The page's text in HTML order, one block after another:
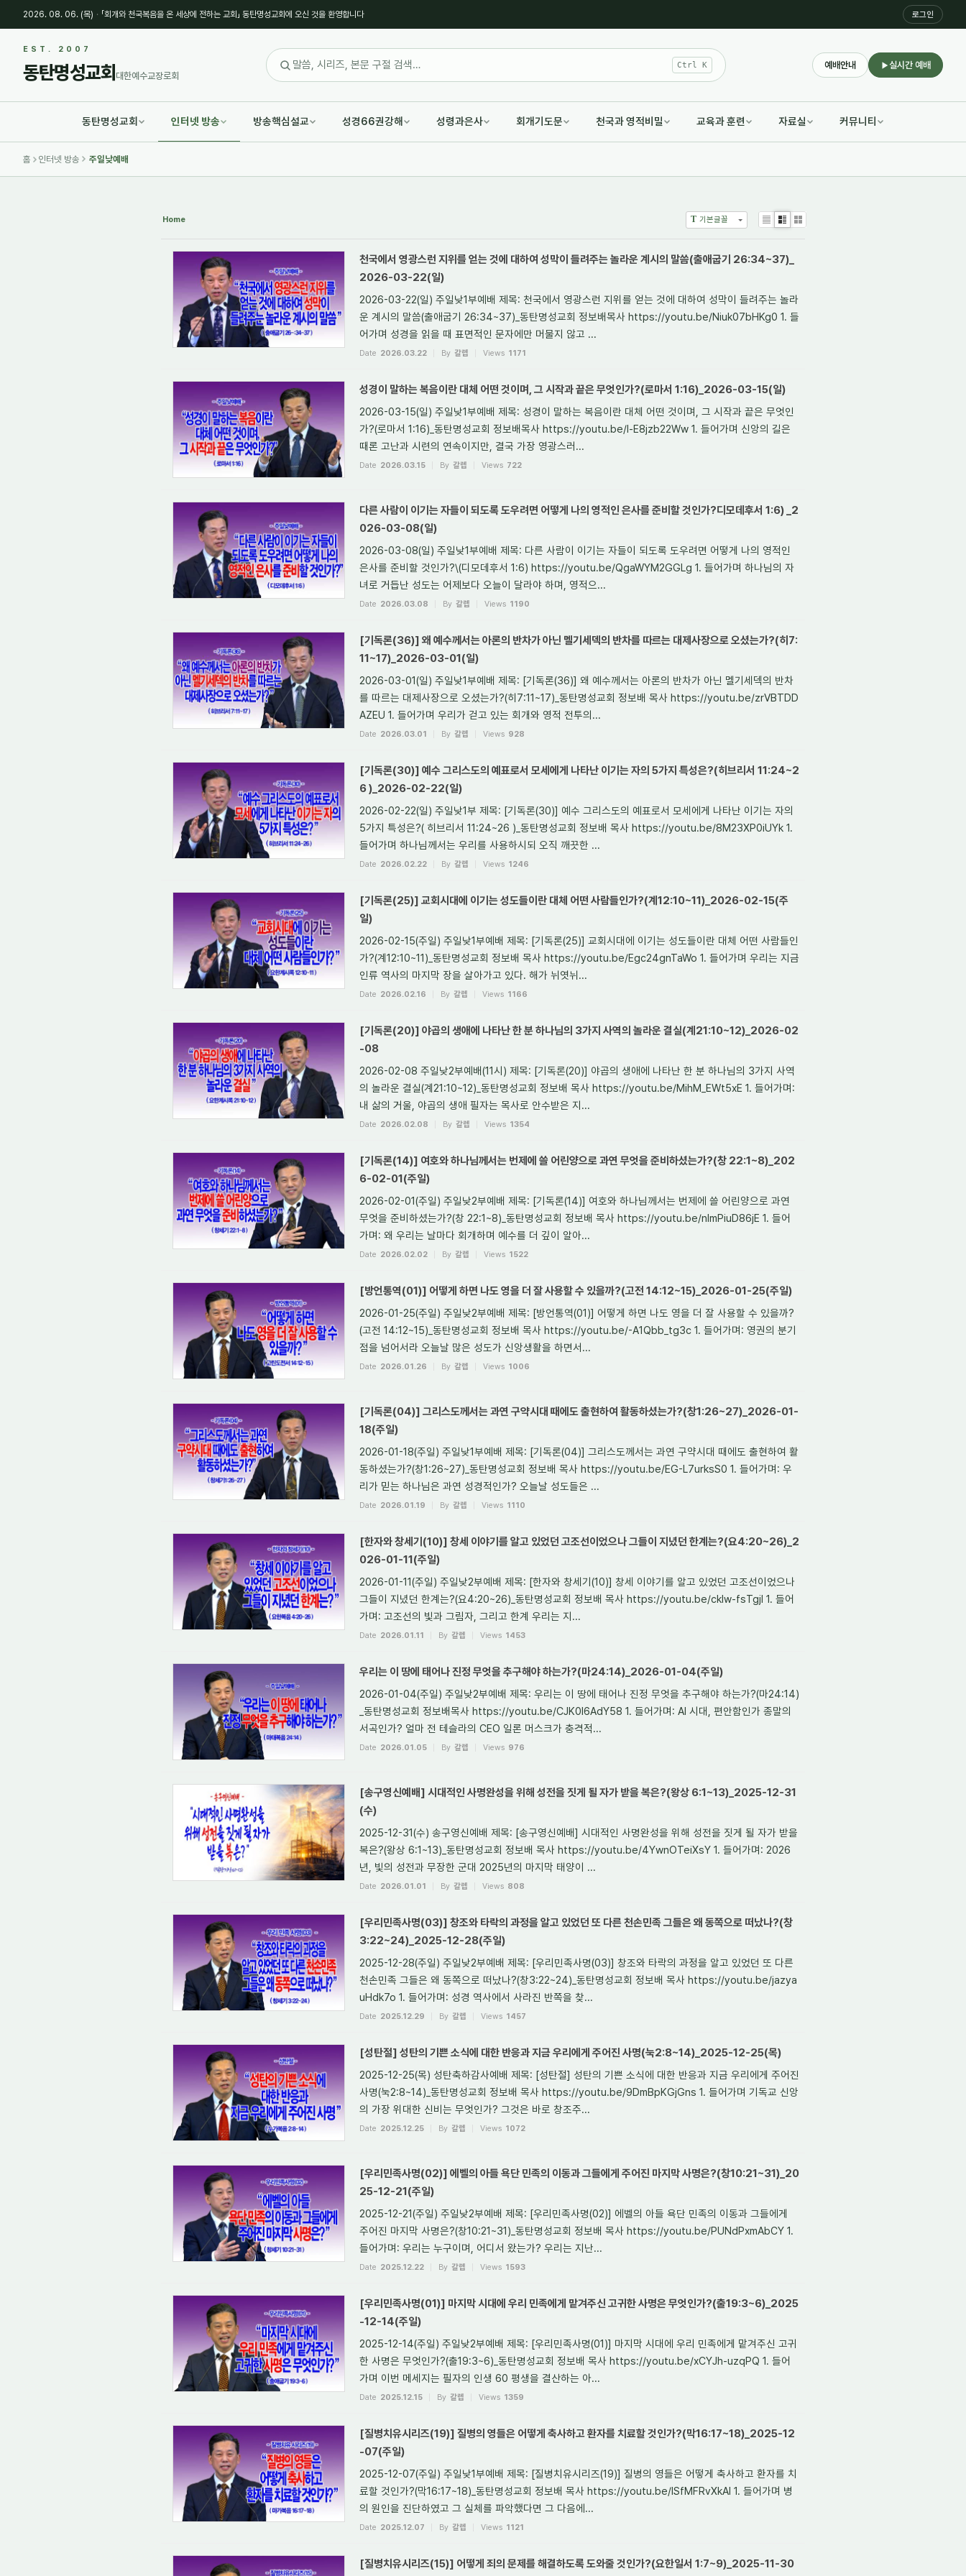
2026. 08. 06. (목) · 「회개와 천국복음을 온 세상에 전하는 교회」 동탄명성교회에 오신 것을 환영합니다 로그인
EST. 2007
동탄명성교회 대한예수교장로회
Ctrl K 예배안내 실시간 예배
동탄명성교회 인터넷 방송 방송핵심설교 성경66권강해 성령과은사 회개기도문 천국과 영적비밀 교육과 훈련 자료실 커뮤니티
홈 인터넷 방송 주일낮예배
Home T 기본글꼴
ListZine
천국에서 영광스런 지위를 얻는 것에 대하여 성막이 들려주는 놀라운 계시의 말씀(출애굽기 26:34~37)_
2026-03-22(일)
2026-03-22(일) 주일낮1부예배 제목: 천국에서 영광스런 지위를 얻는 것에 대하여 성막이 들려주는 놀라
운 계시의 말씀(출애굽기 26:34~37)_동탄명성교회 정보배목사 https://youtu.be/Niuk07bHKg0 1. 들
어가며 성경을 읽을 때 표면적인 문자에만 머물지 않고 ...
Date 2026.03.22 By 갈렙 Views 1171
성경이 말하는 복음이란 대체 어떤 것이며, 그 시작과 끝은 무엇인가?(로마서 1:16)_2026-03-15(일)
2026-03-15(일) 주일낮1부예배 제목: 성경이 말하는 복음이란 대체 어떤 것이며, 그 시작과 끝은 무엇인
가?(로마서 1:16)_동탄명성교회 정보배목사 https://youtu.be/l-E8jzb22Ww 1. 들어가며 신앙의 길은
때론 고난과 시련의 연속이지만, 결국 가장 영광스러...
Date 2026.03.15 By 갈렙 Views 722
다른 사람이 이기는 자들이 되도록 도우려면 어떻게 나의 영적인 은사를 준비할 것인가?디모데후서 1:6) _2
026-03-08(일)
2026-03-08(일) 주일낮1부예배 제목: 다른 사람이 이기는 자들이 되도록 도우려면 어떻게 나의 영적인
은사를 준비할 것인가?\(디모데후서 1:6) https://youtu.be/QgaWYM2GGLg 1. 들어가며 하나님의 자
녀로 거듭난 성도는 어제보다 오늘이 달라야 하며, 영적으...
Date 2026.03.08 By 갈렙 Views 1190
[기독론(36)] 왜 예수께서는 아론의 반차가 아닌 멜기세덱의 반차를 따르는 대제사장으로 오셨는가?(히7:
11~17)_2026-03-01(일)
2026-03-01(일) 주일낮1부예배 제목: [기독론(36)] 왜 예수께서는 아론의 반차가 아닌 멜기세덱의 반차
를 따르는 대제사장으로 오셨는가?(히7:11~17)_동탄명성교회 정보배 목사 https://youtu.be/zrVBTDD
AZEU 1. 들어가며 우리가 걷고 있는 회개와 영적 전투의...
Date 2026.03.01 By 갈렙 Views 928
[기독론(30)] 예수 그리스도의 예표로서 모세에게 나타난 이기는 자의 5가지 특성은?(히브리서 11:24~2
6 )_2026-02-22(일)
2026-02-22(일) 주일낮1부 제목: [기독론(30)] 예수 그리스도의 예표로서 모세에게 나타난 이기는 자의
5가지 특성은?( 히브리서 11:24~26 )_동탄명성교회 정보배 목사 https://youtu.be/8M23XP0iUYk 1.
들어가며 하나님께서는 우리를 사용하시되 오직 깨끗한 ...
Date 2026.02.22 By 갈렙 Views 1246
[기독론(25)] 교회시대에 이기는 성도들이란 대체 어떤 사람들인가?(계12:10~11)_2026-02-15(주
일)
2026-02-15(주일) 주일낮1부예배 제목: [기독론(25)] 교회시대에 이기는 성도들이란 대체 어떤 사람들인
가?(계12:10~11)_동탄명성교회 정보배 목사 https://youtu.be/Egc24gnTaWo 1. 들어가며 우리는 지금
인류 역사의 마지막 장을 살아가고 있다. 해가 뉘엿뉘...
Date 2026.02.16 By 갈렙 Views 1166
[기독론(20)] 야곱의 생애에 나타난 한 분 하나님의 3가지 사역의 놀라운 결실(계21:10~12)_2026-02
-08
2026-02-08 주일낮2부예배(11시) 제목: [기독론(20)] 야곱의 생애에 나타난 한 분 하나님의 3가지 사역
의 놀라운 결실(계21:10~12)_동탄명성교회 정보배 목사 https://youtu.be/MihM_EWt5xE 1. 들어가며:
내 삶의 거울, 야곱의 생애 필자는 목사로 안수받은 지...
Date 2026.02.08 By 갈렙 Views 1354
[기독론(14)] 여호와 하나님께서는 번제에 쓸 어린양으로 과연 무엇을 준비하셨는가?(창 22:1~8)_202
6-02-01(주일)
2026-02-01(주일) 주일낮2부예배 제목: [기독론(14)] 여호와 하나님께서는 번제에 쓸 어린양으로 과연
무엇을 준비하셨는가?(창 22:1~8)_동탄명성교회 정보배 목사 https://youtu.be/nlmPiuD86jE 1. 들어
가며: 왜 우리는 날마다 회개하며 예수를 더 깊이 알아...
Date 2026.02.02 By 갈렙 Views 1522
[방언통역(01)] 어떻게 하면 나도 영을 더 잘 사용할 수 있을까?(고전 14:12~15)_2026-01-25(주일)
2026-01-25(주일) 주일낮2부예배 제목: [방언통역(01)] 어떻게 하면 나도 영을 더 잘 사용할 수 있을까?
(고전 14:12~15)_동탄명성교회 정보배 목사 https://youtu.be/-A1Qbb_tg3c 1. 들어가며: 영권의 분기
점을 넘어서라 오늘날 많은 성도가 신앙생활을 하면서...
Date 2026.01.26 By 갈렙 Views 1006
[기독론(04)] 그리스도께서는 과연 구약시대 때에도 출현하여 활동하셨는가?(창1:26~27)_2026-01-
18(주일)
2026-01-18(주일) 주일낮1부예배 제목: [기독론(04)] 그리스도께서는 과연 구약시대 때에도 출현하여 활
동하셨는가?(창1:26~27)_동탄명성교회 정보배 목사 https://youtu.be/EG-L7urksS0 1. 들어가며: 우
리가 믿는 하나님은 과연 성경적인가? 오늘날 성도들은 ...
Date 2026.01.19 By 갈렙 Views 1110
[한자와 창세기(10)] 창세 이야기를 알고 있었던 고조선이었으나 그들이 지녔던 한계는?(요4:20~26)_2
026-01-11(주일)
2026-01-11(주일) 주일낮2부예배 제목: [한자와 창세기(10)] 창세 이야기를 알고 있었던 고조선이었으나
그들이 지녔던 한계는?(요4:20~26)_동탄명성교회 정보배 목사 https://youtu.be/ckIw-fsTgjI 1. 들어
가며: 고조선의 빛과 그림자, 그리고 한계 우리는 지...
Date 2026.01.11 By 갈렙 Views 1453
우리는 이 땅에 태어나 진정 무엇을 추구해야 하는가?(마24:14)_2026-01-04(주일)
2026-01-04(주일) 주일낮2부예배 제목: 우리는 이 땅에 태어나 진정 무엇을 추구해야 하는가?(마24:14)
_동탄명성교회 정보배목사 https://youtu.be/CJK0I6AdY58 1. 들어가며: AI 시대, 편안함인가 종말의
서곡인가? 얼마 전 테슬라의 CEO 일론 머스크가 충격적...
Date 2026.01.05 By 갈렙 Views 976
[송구영신예배] 시대적인 사명완성을 위해 성전을 짓게 될 자가 받을 복은?(왕상 6:1~13)_2025-12-31
(수)
2025-12-31(수) 송구영신예배 제목: [송구영신예배] 시대적인 사명완성을 위해 성전을 짓게 될 자가 받을
복은?(왕상 6:1~13)_동탄명성교회 정보배 목사 https://youtu.be/4YwnOTeiXsY 1. 들어가며: 2026
년, 빛의 성전과 무장한 군대 2025년의 마지막 태양이 ...
Date 2026.01.01 By 갈렙 Views 808
[우리민족사명(03)] 창조와 타락의 과정을 알고 있었던 또 다른 천손민족 그들은 왜 동쪽으로 떠났나?(창
3:22~24)_2025-12-28(주일)
2025-12-28(주일) 주일낮2부예배 제목: [우리민족사명(03)] 창조와 타락의 과정을 알고 있었던 또 다른
천손민족 그들은 왜 동쪽으로 떠났나?(창3:22~24)_동탄명성교회 정보배 목사 https://youtu.be/jazya
uHdk7o 1. 들어가며: 성경 역사에서 사라진 반쪽을 찾...
Date 2025.12.29 By 갈렙 Views 1457
[성탄절] 성탄의 기쁜 소식에 대한 반응과 지금 우리에게 주어진 사명(눅2:8~14)_2025-12-25(목)
2025-12-25(목) 성탄축하감사예배 제목: [성탄절] 성탄의 기쁜 소식에 대한 반응과 지금 우리에게 주어진
사명(눅2:8~14)_동탄명성교회 정보배 목사 https://youtu.be/9DmBpKGjGns 1. 들어가며 기독교 신앙
의 가장 위대한 신비는 무엇인가? 그것은 바로 창조주...
Date 2025.12.25 By 갈렙 Views 1072
[우리민족사명(02)] 에벨의 아들 욕단 민족의 이동과 그들에게 주어진 마지막 사명은?(창10:21~31)_20
25-12-21(주일)
2025-12-21(주일) 주일낮2부예배 제목: [우리민족사명(02)] 에벨의 아들 욕단 민족의 이동과 그들에게
주어진 마지막 사명은?(창10:21~31)_동탄명성교회 정보배 목사 https://youtu.be/PUNdPxmAbCY 1.
들어가며: 우리는 누구이며, 어디서 왔는가? 우리는 지난...
Date 2025.12.22 By 갈렙 Views 1593
[우리민족사명(01)] 마지막 시대에 우리 민족에게 맡겨주신 고귀한 사명은 무엇인가?(출19:3~6)_2025
-12-14(주일)
2025-12-14(주일) 주일낮2부예배 제목: [우리민족사명(01)] 마지막 시대에 우리 민족에게 맡겨주신 고귀
한 사명은 무엇인가?(출19:3~6)_동탄명성교회 정보배 목사 https://youtu.be/xCYJh-uzqPQ 1. 들어
가며 이번 메세지는 필자의 인생 60 평생을 결산하는 아...
Date 2025.12.15 By 갈렙 Views 1359
[질병치유시리즈(19)] 질병의 영들은 어떻게 축사하고 환자를 치료할 것인가?(막16:17~18)_2025-12
-07(주일)
2025-12-07(주일) 주일낮1부예배 제목: [질병치유시리즈(19)] 질병의 영들은 어떻게 축사하고 환자를 치
료할 것인가?(막16:17~18)_동탄명성교회 정보배 목사 https://youtu.be/lSfMFRvXkAI 1. 들어가며 병
의 원인을 진단하였고 그 실체를 파악했다면 그 다음에...
Date 2025.12.07 By 갈렙 Views 1121
[질병치유시리즈(15)] 어떻게 죄의 문제를 해결하도록 도와줄 것인가?(요한일서 1:7~9)_2025-11-30
Sketchbook5, 스케치북5
Sketchbook5, 스케치북5
Sketchbook5, 스케치북5
Sketchbook5, 스케치북5